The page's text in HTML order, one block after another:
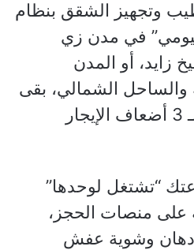
وتجهيز الشقق بنظام
في مدن زي
زايد، أو المدن
والساحل الشمالي، بقى
بيحقق عوائد بتوصل لـ 3 أضعاف الإيجار
“تشتغل لوحدها”
على منصات الحجز،
وشوية عفش